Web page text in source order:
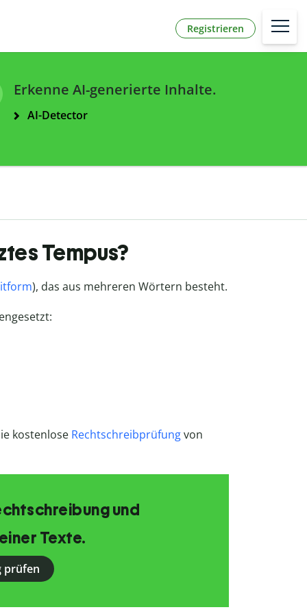
Registrieren
Erkenne AI-generierte Inhalte.
AI-Detector
Tempus?
), das aus mehreren Wörtern besteht.
kostenlose Rechtschreibprüfungvon
und
Texte.
prüfen